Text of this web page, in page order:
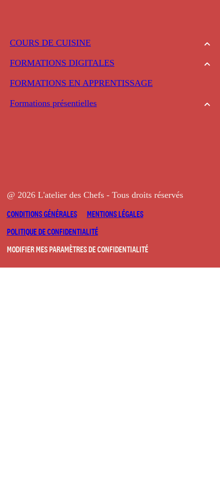
COURS DE CUISINE
FORMATIONS DIGITALES
FORMATIONS EN APPRENTISSAGE
Formations présentielles
@ 2026 L'atelier des Chefs - Tous droits réservés
CONDITIONS GÉNÉRALES
MENTIONS LÉGALES
POLITIQUE DE CONFIDENTIALITÉ
MODIFIER MES PARAMÈTRES DE CONFIDENTIALITÉ